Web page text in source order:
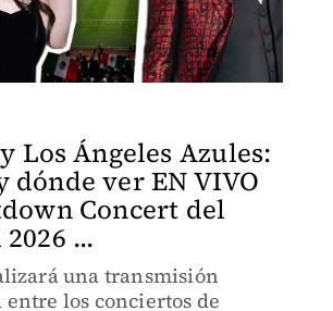
Los Ángeles Azules:
dónde ver EN VIVO
Concert del
...
una transmisión
los conciertos de